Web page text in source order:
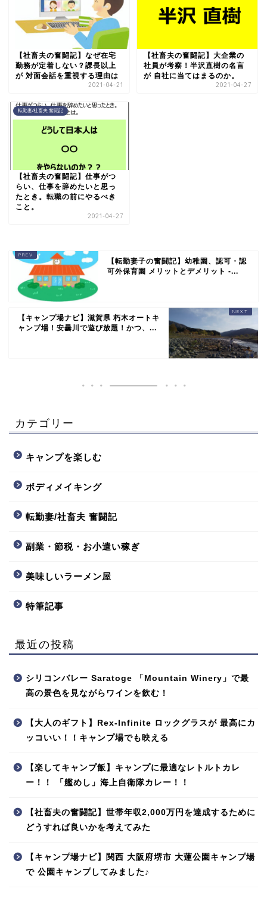
【社畜夫の奮闘記】なぜ在宅
勤務が定着しない？課長以上
が 対面会話を重視する理由は
2021-04-21
【社畜夫の奮闘記】大企業の
社員が考察！半沢直樹の名言
が 自社に当てはまるのか。
2021-04-27
転勤妻/社畜夫 奮闘記
【社畜夫の奮闘記】仕事がつ
らい、仕事を辞めたいと思っ
たとき。転職の前にやるべき
こと。
2021-04-27
【転勤妻子の奮闘記】幼稚園、認可・認
可外保育園 メリットとデメリット -...
【キャンプ場ナビ】滋賀県 朽木オートキ
ャンプ場！安曇川で遊び放題！かつ、...
カテゴリー
キャンプを楽しむ
ボディメイキング
転勤妻/社畜夫 奮闘記
副業・節税・お小遣い稼ぎ
美味しいラーメン屋
特筆記事
最近の投稿
シリコンバレー Saratoge 「Mountain Winery」で最
高の景色を見ながらワインを飲む！
【大人のギフト】Rex-Infinite ロックグラスが 最高にカ
ッコいい！！キャンプ場でも映える
【楽してキャンプ飯】キャンプに最適なレトルトカレ
ー！！ 「艦めし」海上自衛隊カレー！！
【社畜夫の奮闘記】世帯年収2,000万円を達成するために
どうすれば良いかを考えてみた
【キャンプ場ナビ】関西 大阪府堺市 大蓮公園キャンプ場
で 公園キャンプしてみました♪